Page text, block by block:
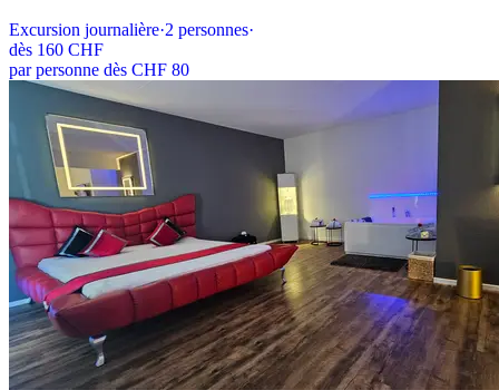
Excursion journalière·2 personnes·
dès 160 CHF
par personne dès CHF 80